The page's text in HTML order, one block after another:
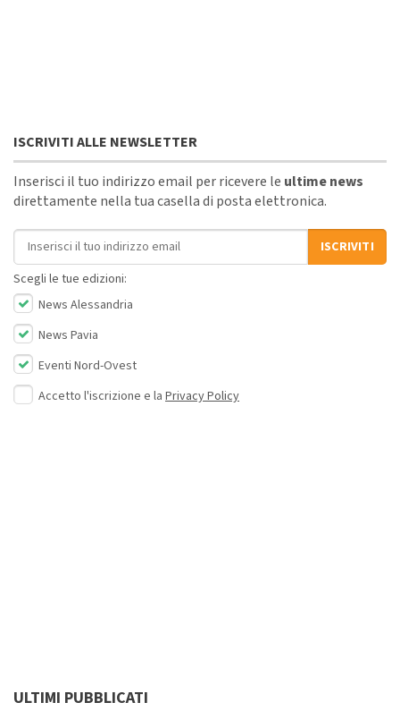
ISCRIVITI ALLE NEWSLETTER
Inserisci il tuo indirizzo email per ricevere le ultime news
direttamente nella tua casella di posta elettronica.
Indirizzo email
ISCRIVITI
Scegli le tue edizioni:
News Alessandria
News Pavia
Eventi Nord-Ovest
Accetto l'iscrizione e la Privacy Policy
ULTIMI PUBBLICATI